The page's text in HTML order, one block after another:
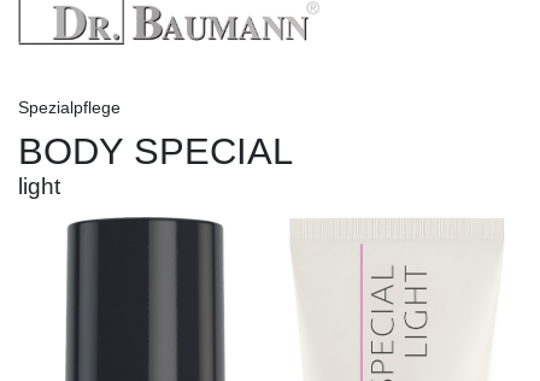
Spezialpflege
BODY SPECIAL
light